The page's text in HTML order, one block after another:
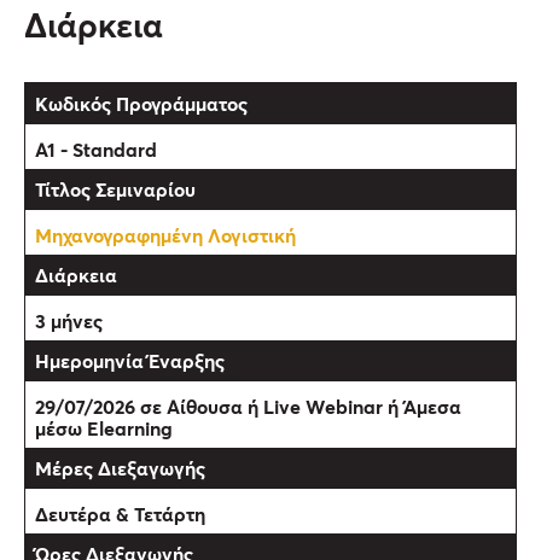
Διάρκεια
Α1 - Standard
Μηχανογραφημένη Λογιστική
3 μήνες
29/07/2026 σε Αίθουσα ή Live Webinar ή Άμεσα
μέσω Elearning
Δευτέρα & Τετάρτη